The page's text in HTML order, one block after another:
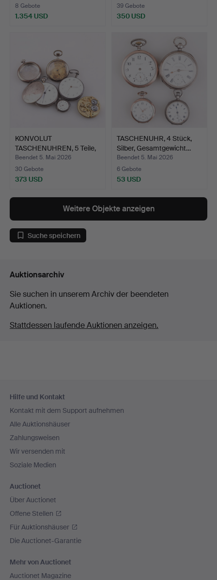
8 Gebote
1.354 USD
39 Gebote
350 USD
KONVOLUT
TASCHENUHREN, 5 Teile,
Silber.
Beendet 5. Mai 2026
30 Gebote
373 USD
TASCHENUHR, 4 Stück,
Silber, Gesamtgewicht…
Beendet 5. Mai 2026
6 Gebote
53 USD
Weitere Objekte anzeigen
Suche speichern
Auktionsarchiv
Sie suchen in unserem Archiv der beendeten
Auktionen.
Stattdessen laufende Auktionen anzeigen.
Navigation
Hilfe und Kontakt
Kontakt mit dem Support aufnehmen
Alle Auktionshäuser
Zahlungsweisen
Wir versenden mit
Soziale Medien
Auctionet
Über Auctionet
Offene Stellen
Für Auktionshäuser
Die Auctionet-Garantie
Mehr von Auctionet
Auctionet Magazine